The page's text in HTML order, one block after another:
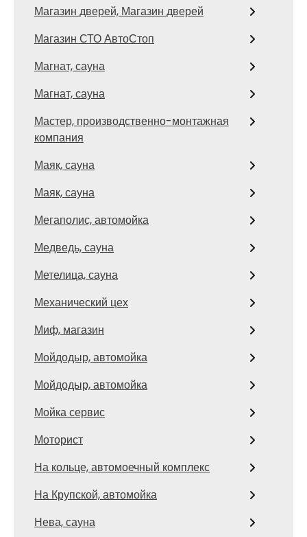
Магазин дверей, Магазин дверей
Магазин СТО АвтоСтоп
Магнат, сауна
Магнат, сауна
Мастер, производственно-монтажная
компания
Маяк, сауна
Маяк, сауна
Мегаполис, автомойка
Медведь, сауна
Метелица, сауна
Механический цех
Миф, магазин
Мойдодыр, автомойка
Мойдодыр, автомойка
Мойка сервис
Моторист
На кольце, автомоечный комплекс
На Крупской, автомойка
Нева, сауна